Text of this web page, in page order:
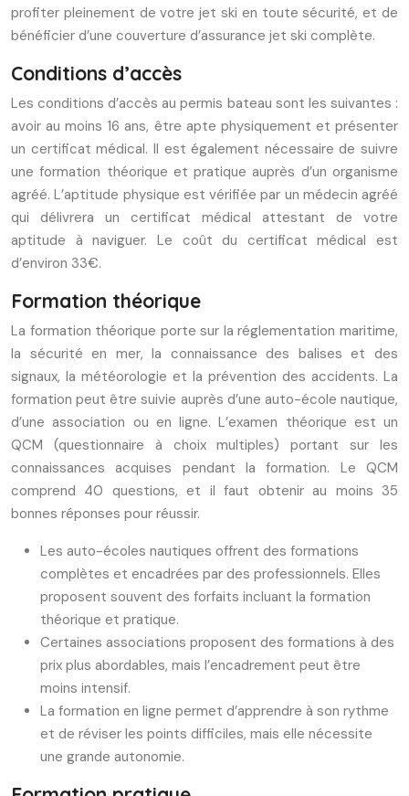
profiter pleinement de votre jet ski en toute sécurité, et de
bénéficier d’une couverture d’assurance jet ski complète.
Conditions d’accès
Les conditions d’accès au permis bateau sont les suivantes :
avoir au moins 16 ans, être apte physiquement et présenter
un certificat médical. Il est également nécessaire de suivre
une formation théorique et pratique auprès d’un organisme
agréé. L’aptitude physique est vérifiée par un médecin agréé
qui délivrera un certificat médical attestant de votre
aptitude à naviguer. Le coût du certificat médical est
d’environ 33€.
Formation théorique
La formation théorique porte sur la réglementation maritime,
la sécurité en mer, la connaissance des balises et des
signaux, la météorologie et la prévention des accidents. La
formation peut être suivie auprès d’une auto-école nautique,
d’une association ou en ligne. L’examen théorique est un
QCM (questionnaire à choix multiples) portant sur les
connaissances acquises pendant la formation. Le QCM
comprend 40 questions, et il faut obtenir au moins 35
bonnes réponses pour réussir.
Les auto-écoles nautiques offrent des formations
complètes et encadrées par des professionnels. Elles
proposent souvent des forfaits incluant la formation
théorique et pratique.
Certaines associations proposent des formations à des
prix plus abordables, mais l’encadrement peut être
moins intensif.
La formation en ligne permet d’apprendre à son rythme
et de réviser les points difficiles, mais elle nécessite
une grande autonomie.